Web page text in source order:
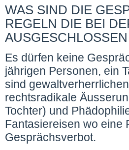
WAS SIND DIE
REGELN DIE BEI
Es dürfen keine
jährigen Personen, ein
sind
rechtsradikale
Tochter) und
Fantasiereisen wo eine
Gesprächsverbot.